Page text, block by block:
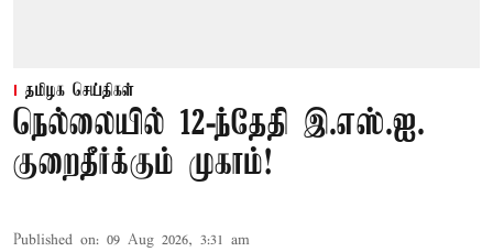
தமிழக செய்திகள்
நெல்லையில் 12-ந்தேதி இ.எஸ்.ஐ.
குறைதீர்க்கும் முகாம்!
Published on: 09 Aug 2026, 3:31 am